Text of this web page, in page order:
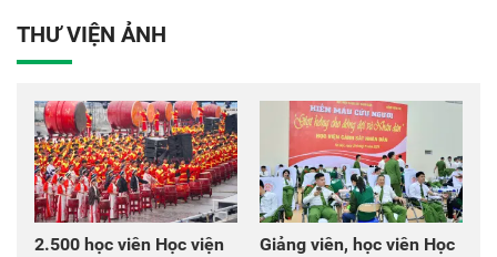
THƯ VIỆN ẢNH
2.500 học viên Học viện
Giảng viên, học viên Học